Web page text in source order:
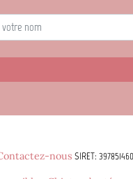
nous SIRET: